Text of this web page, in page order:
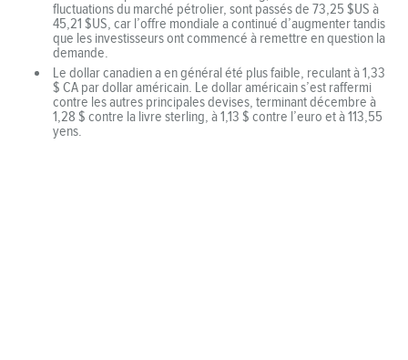
fluctuations du marché pétrolier, sont passés de 73,25 $US à
45,21 $US, car l’offre mondiale a continué d’augmenter tandis
que les investisseurs ont commencé à remettre en question la
demande.
Le dollar canadien a en général été plus faible, reculant à 1,33
$ CA par dollar américain. Le dollar américain s’est raffermi
contre les autres principales devises, terminant décembre à
1,28 $ contre la livre sterling, à 1,13 $ contre l’euro et à 113,55
yens.